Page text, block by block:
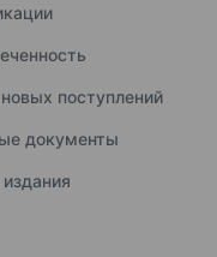
поступлений
документы